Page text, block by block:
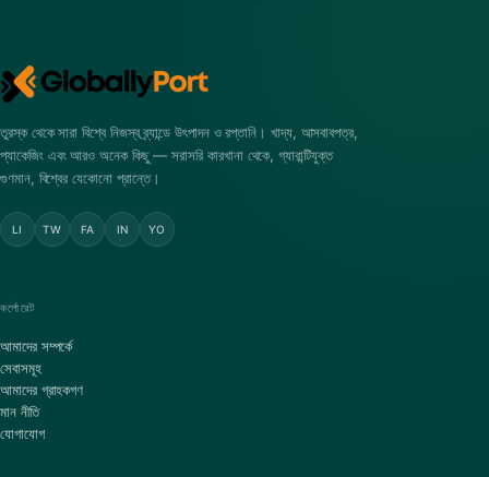
তুরস্ক থেকে সারা বিশ্বে নিজস্ব ব্র্যান্ডে উৎপাদন ও রপ্তানি। খাদ্য, আসবাবপত্র,
প্যাকেজিং এবং আরও অনেক কিছু — সরাসরি কারখানা থেকে, গ্যারান্টিযুক্ত
গুণমান, বিশ্বের যেকোনো প্রান্তে।
LI TW FA IN YO
কর্পোরেট
আমাদের সম্পর্কে
সেবাসমূহ
আমাদের গ্রাহকগণ
মান নীতি
যোগাযোগ